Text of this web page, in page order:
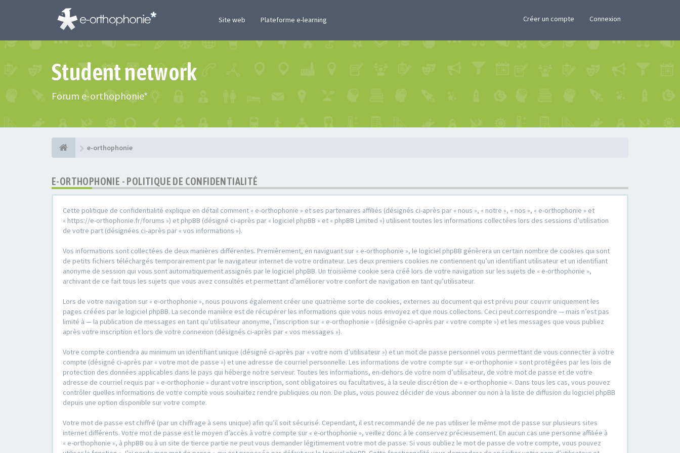
Site web Plateforme e-learning Créer un compte Connexion
Student network
Forum e-orthophonie*
e-orthophonie
E-ORTHOPHONIE - POLITIQUE DE CONFIDENTIALITÉ
Cette politique de confidentialité explique en détail comment « e-orthophonie » et ses partenaires affiliés (désignés ci-après par « nous », « notre », « nos », « e-orthophonie » et
« https://e-orthophonie.fr/forums ») et phpBB (désigné ci-après par « logiciel phpBB » et « phpBB Limited ») utilisent toutes les informations collectées lors des sessions d’utilisation
de votre part (désignées ci-après par « vos informations »).
Vos informations sont collectées de deux manières différentes. Premièrement, en naviguant sur « e-orthophonie », le logiciel phpBB génèrera un certain nombre de cookies qui sont
de petits fichiers téléchargés temporairement par le navigateur internet de votre ordinateur. Les deux premiers cookies ne contiennent qu’un identifiant utilisateur et un identifiant
anonyme de session qui vous sont automatiquement assignés par le logiciel phpBB. Un troisième cookie sera créé lors de votre navigation sur les sujets de « e-orthophonie »,
archivant de ce fait tous les sujets que vous avez consultés et permettant d’améliorer votre confort de navigation en tant qu’utilisateur.
Lors de votre navigation sur « e-orthophonie », nous pouvons également créer une quatrième sorte de cookies, externes au document qui est prévu pour couvrir uniquement les
pages créées par le logiciel phpBB. La seconde manière est de récupérer les informations que vous nous envoyez et que nous collectons. Ceci peut correspondre — mais n’est pas
limité à — la publication de messages en tant qu’utilisateur anonyme, l’inscription sur « e-orthophonie » (désignée ci-après par « votre compte ») et les messages que vous publiez
après votre inscription et lors de votre connexion (désignés ci-après par « vos messages »).
Votre compte contiendra au minimum un identifiant unique (désigné ci-après par « votre nom d’utilisateur ») et un mot de passe personnel vous permettant de vous connecter à votre
compte (désigné ci-après par « votre mot de passe ») et une adresse de courriel personnelle. Les informations de votre compte sur « e-orthophonie » sont protégées par les lois de
protection des données applicables dans le pays qui héberge notre serveur. Toutes les informations, en-dehors de votre nom d’utilisateur, de votre mot de passe et de votre
adresse de courriel requis par « e-orthophonie » durant votre inscription, sont obligatoires ou facultatives, à la seule discrétion de « e-orthophonie ». Dans tous les cas, vous pouvez
contrôler quelles informations de votre compte vous souhaitez rendre publiques ou non. De plus, vous pouvez décider de vous abonner ou non à la liste de diffusion du logiciel phpBB
depuis une option disponible sur votre compte.
Votre mot de passe est chiffré (par un chiffrage à sens unique) afin qu’il soit sécurisé. Cependant, il est recommandé de ne pas utiliser le même mot de passe sur plusieurs sites
internet différents. Votre mot de passe est le moyen d’accès à votre compte sur « e-orthophonie », veillez donc à le conservez précieusement. En aucun cas une personne affiliée à
« e-orthophonie », à phpBB ou à un site de tierce partie ne peut vous demander légitimement votre mot de passe. Si vous oubliez le mot de passe de votre compte, vous pouvez